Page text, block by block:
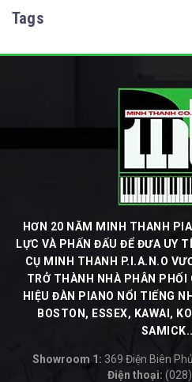
Tags
HƠN 20 NĂM MINH THANH
LỰC VÀ PHẤN ĐẤU ĐỂ ĐƯA UY
CỤ MINH THANH P.I.A.N.O
TRỞ THÀNH NHÀ PHÂN PHỐI
HIỆU ĐÀN PIANO NỔI TIẾNG
BOSTON, ESSEX, KAWAI,
Showroom 1: 369 Điện Biên
Điện thoại: